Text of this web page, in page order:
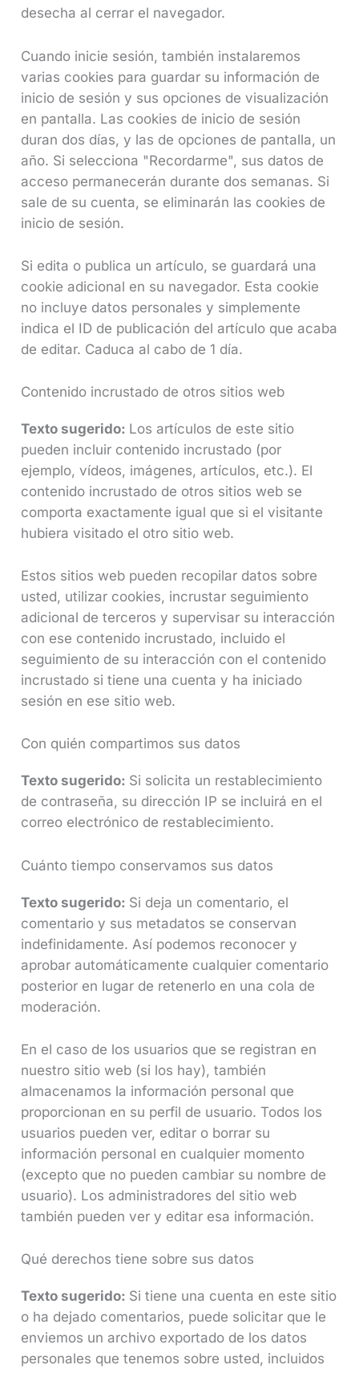
desecha al cerrar el navegador.
Cuando inicie sesión, también instalaremos
varias cookies para guardar su información de
inicio de sesión y sus opciones de visualización
en pantalla. Las cookies de inicio de sesión
duran dos días, y las de opciones de pantalla, un
año. Si selecciona "Recordarme", sus datos de
acceso permanecerán durante dos semanas. Si
sale de su cuenta, se eliminarán las cookies de
inicio de sesión.
Si edita o publica un artículo, se guardará una
cookie adicional en su navegador. Esta cookie
no incluye datos personales y simplemente
indica el ID de publicación del artículo que acaba
de editar. Caduca al cabo de 1 día.
Contenido incrustado de otros sitios web
Texto sugerido: Los artículos de este sitio
pueden incluir contenido incrustado (por
ejemplo, vídeos, imágenes, artículos, etc.). El
contenido incrustado de otros sitios web se
comporta exactamente igual que si el visitante
hubiera visitado el otro sitio web.
Estos sitios web pueden recopilar datos sobre
usted, utilizar cookies, incrustar seguimiento
adicional de terceros y supervisar su interacción
con ese contenido incrustado, incluido el
seguimiento de su interacción con el contenido
incrustado si tiene una cuenta y ha iniciado
sesión en ese sitio web.
Con quién compartimos sus datos
Texto sugerido: Si solicita un restablecimiento
de contraseña, su dirección IP se incluirá en el
correo electrónico de restablecimiento.
Cuánto tiempo conservamos sus datos
Texto sugerido: Si deja un comentario, el
comentario y sus metadatos se conservan
indefinidamente. Así podemos reconocer y
aprobar automáticamente cualquier comentario
posterior en lugar de retenerlo en una cola de
moderación.
En el caso de los usuarios que se registran en
nuestro sitio web (si los hay), también
almacenamos la información personal que
proporcionan en su perfil de usuario. Todos los
usuarios pueden ver, editar o borrar su
información personal en cualquier momento
(excepto que no pueden cambiar su nombre de
usuario). Los administradores del sitio web
también pueden ver y editar esa información.
Qué derechos tiene sobre sus datos
Texto sugerido: Si tiene una cuenta en este sitio
o ha dejado comentarios, puede solicitar que le
enviemos un archivo exportado de los datos
personales que tenemos sobre usted, incluidos